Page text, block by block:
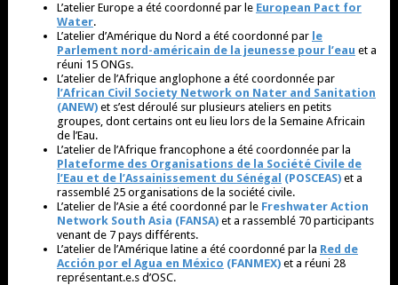
L’atelier Europe a été coordonné par le European Pact for
Water.
L’atelier d’Amérique du Nord a été coordonné par le
Parlement nord-américain de la jeunesse pour l’eau et a
réuni 15 ONGs.
L’atelier de l’Afrique anglophone a été coordonnée par
l’African Civil Society Network on Nater and Sanitation
(ANEW) et s’est déroulé sur plusieurs ateliers en petits
groupes, dont certains ont eu lieu lors de la Semaine Africain
de l’Eau.
L’atelier de l’Afrique francophone a été coordonnée par la
Plateforme des Organisations de la Société Civile de
l’Eau et de l’Assainissement du Sénégal (POSCEAS)et a
rassemblé 25 organisations de la société civile.
L’atelier de l’Asie a été coordonné par le Freshwater Action
Network South Asia (FANSA) et a rassemblé 70 participants
venant de 7 pays différents.
L’atelier de l’Amérique latine a été coordonné par la Red de
Acción por el Agua en México (FANMEX) et a réuni 28
représentant.e.s d’OSC.